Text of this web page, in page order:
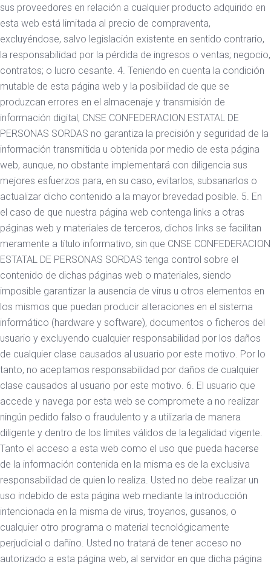
sus proveedores en relación a cualquier producto adquirido en
esta web está limitada al precio de compraventa,
excluyéndose, salvo legislación existente en sentido contrario,
la responsabilidad por la pérdida de ingresos o ventas; negocio,
contratos; o lucro cesante. 4. Teniendo en cuenta la condición
mutable de esta página web y la posibilidad de que se
produzcan errores en el almacenaje y transmisión de
información digital, CNSE CONFEDERACION ESTATAL DE
PERSONAS SORDAS no garantiza la precisión y seguridad de la
información transmitida u obtenida por medio de esta página
web, aunque, no obstante implementará con diligencia sus
mejores esfuerzos para, en su caso, evitarlos, subsanarlos o
actualizar dicho contenido a la mayor brevedad posible. 5. En
el caso de que nuestra página web contenga links a otras
páginas web y materiales de terceros, dichos links se facilitan
meramente a título informativo, sin que CNSE CONFEDERACION
ESTATAL DE PERSONAS SORDAS tenga control sobre el
contenido de dichas páginas web o materiales, siendo
imposible garantizar la ausencia de virus u otros elementos en
los mismos que puedan producir alteraciones en el sistema
informático (hardware y software), documentos o ficheros del
usuario y excluyendo cualquier responsabilidad por los daños
de cualquier clase causados al usuario por este motivo. Por lo
tanto, no aceptamos responsabilidad por daños de cualquier
clase causados al usuario por este motivo. 6. El usuario que
accede y navega por esta web se compromete a no realizar
ningún pedido falso o fraudulento y a utilizarla de manera
diligente y dentro de los límites válidos de la legalidad vigente.
Tanto el acceso a esta web como el uso que pueda hacerse
de la información contenida en la misma es de la exclusiva
responsabilidad de quien lo realiza. Usted no debe realizar un
uso indebido de esta página web mediante la introducción
intencionada en la misma de virus, troyanos, gusanos, o
cualquier otro programa o material tecnológicamente
perjudicial o dañino. Usted no tratará de tener acceso no
autorizado a esta página web, al servidor en que dicha página